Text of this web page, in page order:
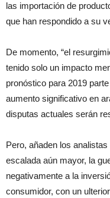
las importación de
que han respondido a su
De momento, “el
tenido solo un impacto
pronóstico para 2019
aumento significativo en
disputas actuales serán
Pero, añaden los
escalada aún mayor, la
negativamente a la
consumidor, con un